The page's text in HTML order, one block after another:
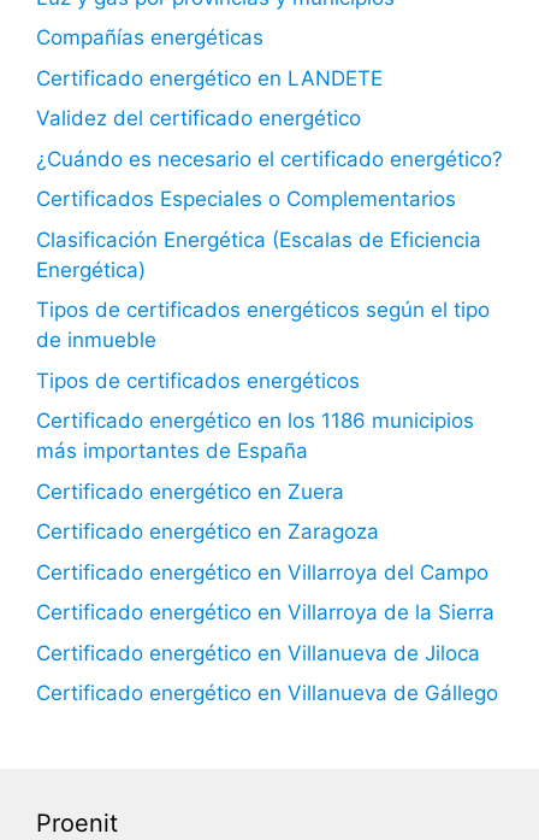
Compañías energéticas
Certificado energético en LANDETE
Validez del certificado energético
¿Cuándo es necesario el certificado energético?
Certificados Especiales o Complementarios
Clasificación Energética (Escalas de Eficiencia
Energética)
Tipos de certificados energéticos según el tipo
de inmueble
Tipos de certificados energéticos
Certificado energético en los 1186 municipios
más importantes de España
Certificado energético en Zuera
Certificado energético en Zaragoza
Certificado energético en Villarroya del Campo
Certificado energético en Villarroya de la Sierra
Certificado energético en Villanueva de Jiloca
Certificado energético en Villanueva de Gállego
Proenit